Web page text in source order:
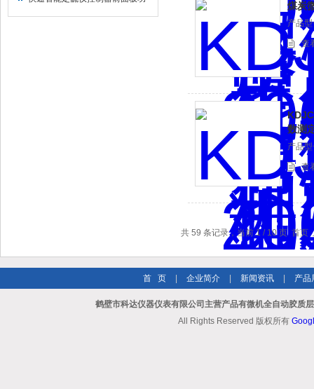
煤炭
产品型
查
数测
产品
查
共 59 条记录，当前 1 / 10 页 首
首 页 企业简介 新闻资讯 产品
鹤壁市科达仪器仪表有限公司主营产品有微机全自动胶质
All Rights Reserved 版权所有